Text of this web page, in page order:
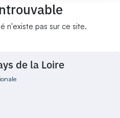
n'existe pas sur ce site.
de la Loire